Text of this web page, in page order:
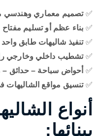
✅تصميم معماري
✅ بناء عظم أو تسليم مفتاح
✅تنفيذ شاليهات طابق واحد
✅تشطيب داخلي وخارجي
✅ أحواض سباحة – حدائق
✅تنسيق مواقع الشاليهات
أنواع
ببنائها: